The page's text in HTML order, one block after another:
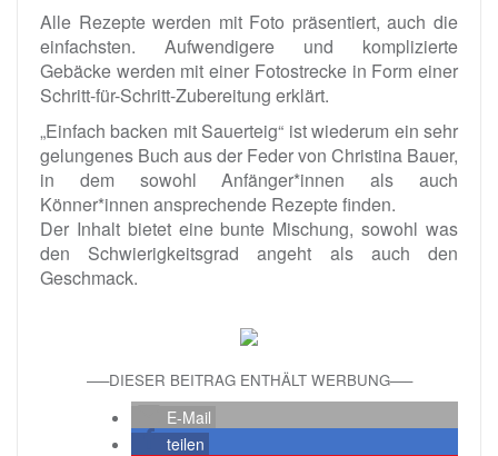
Alle Rezepte werden mit Foto präsentiert, auch die
einfachsten. Aufwendigere und komplizierte
Gebäcke werden mit einer Fotostrecke in Form einer
Schritt-für-Schritt-Zubereitung erklärt.
„Einfach backen mit Sauerteig“ ist wiederum ein sehr
gelungenes Buch aus der Feder von Christina Bauer,
in dem sowohl Anfänger*innen als auch
Könner*innen ansprechende Rezepte finden.
Der Inhalt bietet eine bunte Mischung, sowohl was
den Schwierigkeitsgrad angeht als auch den
Geschmack.
—–DIESER BEITRAG ENTHÄLT WERBUNG—–
E-Mail
teilen